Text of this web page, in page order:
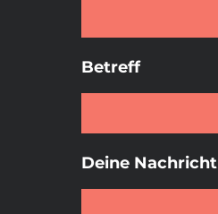
Betreff
Deine Nachricht